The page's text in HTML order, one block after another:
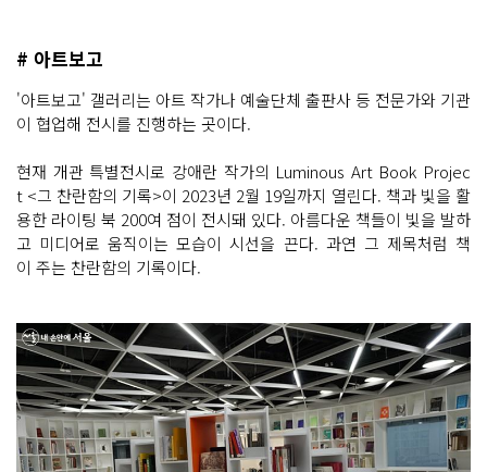
# 아트보고
'아트보고' 갤러리는 아트 작가나 예술단체 출판사 등 전문가와 기관
이 협업해 전시를 진행하는 곳이다.
현재 개관 특별전시로 강애란 작가의 Luminous Art Book Projec
t <그 찬란함의 기록>이 2023년 2월 19일까지 열린다. 책과 빛을 활
용한 라이팅 북 200여 점이 전시돼 있다. 아름다운 책들이 빛을 발하
고 미디어로 움직이는 모습이 시선을 끈다. 과연 그 제목처럼 책
이 주는 찬란함의 기록이다.